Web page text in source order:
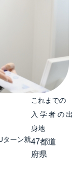
ターン就
これまでの
入学者の出
身地
47都道
府県